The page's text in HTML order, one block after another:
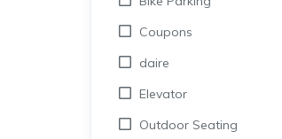
Coupons
daire
Elevator
Outdoor Seating